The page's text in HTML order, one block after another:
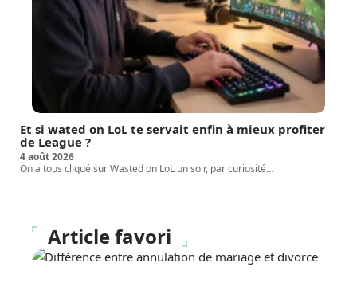
Et si wated on LoL te servait enfin à mieux profiter
de League ?
4 août 2026
On a tous cliqué sur Wasted on LoL un soir, par curiosité…
Article favori